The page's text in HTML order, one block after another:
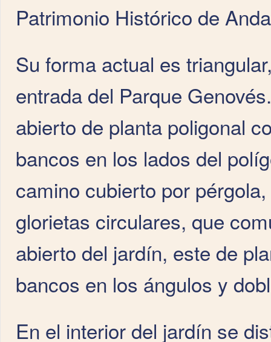
Patrimonio Histórico de
Su forma actual es
entrada del Parque
abierto de planta poligonal
bancos en los lados del
camino cubierto por
glorietas circulares, que
abierto del jardín, este de
bancos en los ángulos y
En el interior del jardín se